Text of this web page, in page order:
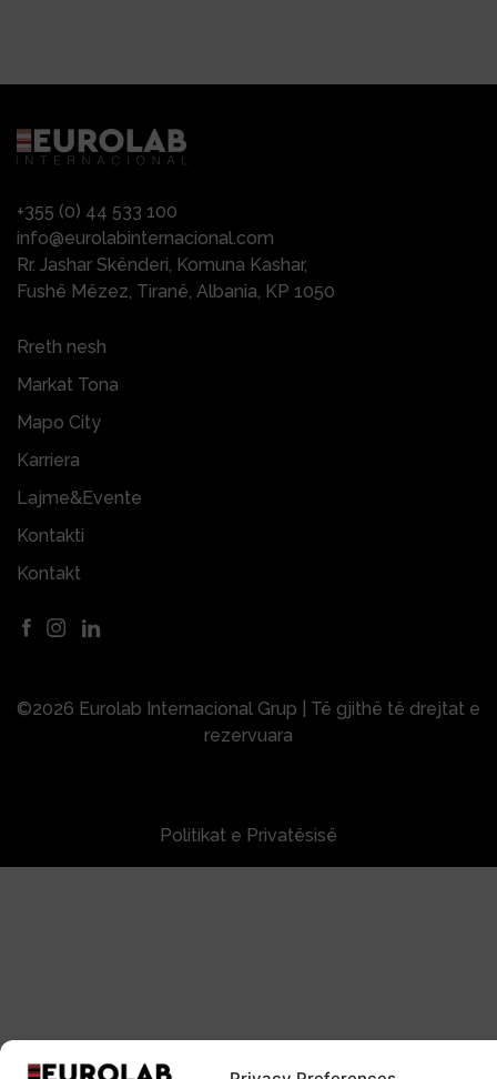
+355 (0) 44 533 100
info@eurolabinternacional.com
Rr. Jashar Skënderi, Komuna Kashar,
Fushë Mëzez, Tiranë, Albania, KP 1050
Rreth nesh
Markat Tona
Mapo City
Karriera
Lajme&Evente
Kontakti
Kontakt
©2026 Eurolab Internacional Grup | Të gjithë të drejtat e
rezervuara
Politikat e Privatësisë